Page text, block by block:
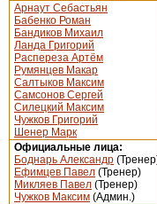
Арнаут Себастьян
Бабенко Роман
Бандиков Михаил
Ланда Григорий
Распереза Артём
Румянцев Макар
Салтыков Максим
Самсонов Сергей
Силецкий Максим
Чужков Григорий
Шенер Марк
Официальные лица:
Боднарь Александр
Ефимцев Павел (Тренер)
Микляев Павел (Тренер)
Чужков Максим (Админ.)